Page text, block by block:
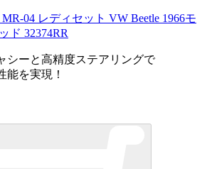
04 レディセット VW Beetle 1966モ
ド 32374RR
シーと高精度ステアリングで
能を実現！